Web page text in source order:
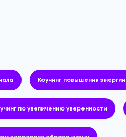
Коучинг повышения энергии
по увеличению уверенности